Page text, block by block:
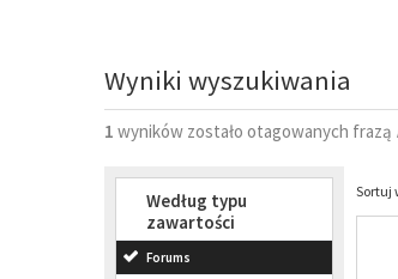
Wyniki wyszukiwania
1 wyników zostało otagowanych frazą
Według typu
zawartości
Forums
Sortuj